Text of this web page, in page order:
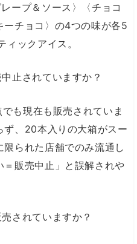
ープ＆ソース〉〈チョコ
ーチョコ〉の4つの味が各5
ックアイス。
止されていますか？
も現在も販売されていま
、20本入りの大箱がスー
られた店舗でのみ流通し
販売中止」と誤解されや
されていますか？